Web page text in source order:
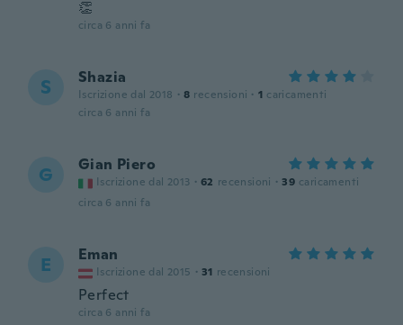
👏
circa 6 anni fa
S Shazia
Iscrizione dal 2018 · 8 recensioni · 1 caricamenti
circa 6 anni fa
G Gian Piero
Iscrizione dal 2013 · 62 recensioni · 39 caricamenti
circa 6 anni fa
E Eman
Iscrizione dal 2015 · 31 recensioni
Perfect
circa 6 anni fa